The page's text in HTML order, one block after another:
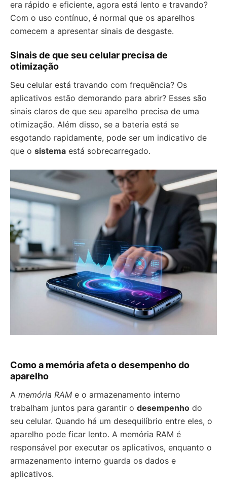
era rápido e eficiente, agora está lento e travando?
Com o uso contínuo, é normal que os aparelhos
comecem a apresentar sinais de desgaste.
Sinais de que seu celular precisa de
otimização
Seu celular está travando com frequência? Os
aplicativos estão demorando para abrir? Esses são
sinais claros de que seu aparelho precisa de uma
otimização. Além disso, se a bateria está se
esgotando rapidamente, pode ser um indicativo de
que o sistema está sobrecarregado.
Como a memória afeta o desempenho do
aparelho
A memória RAM e o armazenamento interno
trabalham juntos para garantir o desempenho do
seu celular. Quando há um desequilíbrio entre eles, o
aparelho pode ficar lento. A memória RAM é
responsável por executar os aplicativos, enquanto o
armazenamento interno guarda os dados e
aplicativos.